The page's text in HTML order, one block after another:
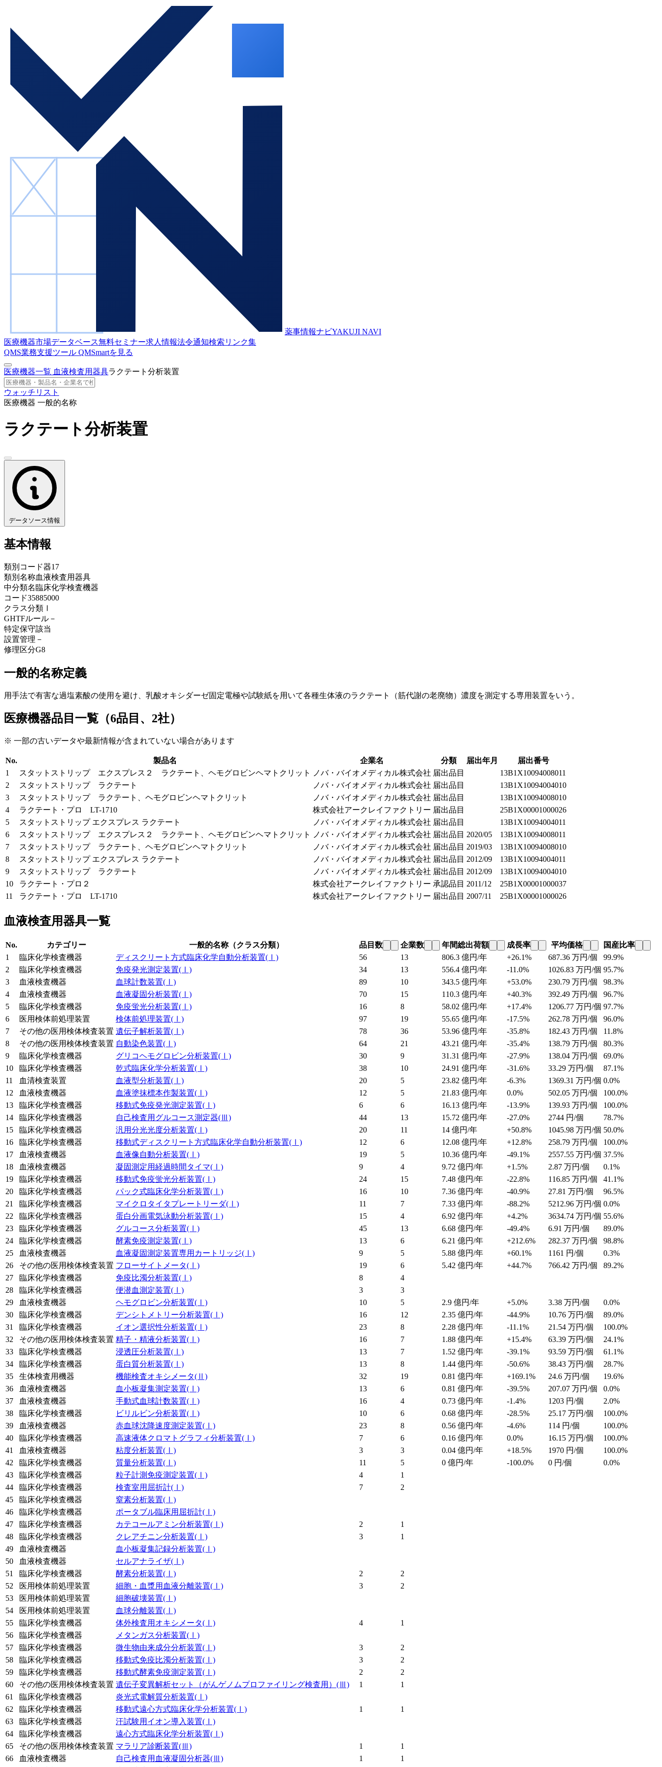
薬事情報ナビYAKUJI NAVI
医療機器市場データベース無料セミナー求人情報法令通知検索 リンク集
QMS業務支援ツール QMSmartを見る
医療機器一覧 血液検査用器具ラクテート分析装置
ウォッチリスト
医療機器 一般的名称
ラクテート分析装置
データソース情報
基本情報
類別コード器17
類別名称血液検査用器具
中分類名臨床化学検査機器
コード35885000
クラス分類 Ⅰ
GHTFルール －
特定保守該当
設置管理 －
修理区分G8
一般的名称定義
用手法で有害な過塩素酸の使用を避け、乳酸オキシダーゼ固定電極や試験紙を用いて各種生体液のラクテート（筋代謝の老廃物）濃度を測定する専用装置をいう。
医療機器品目一覧（6品目、2社）
※ 一部の古いデータや最新情報が含まれていない場合があります
No. 製品名 企業名 分類 届出年月
届出番号
1
スタットストリップ エクスプレス２ ラクテート、ヘモグロビンヘマトクリット ノバ・バイオメディカル株式会社 届出品目
13B1X10094008011
2
スタットストリップ ラクテート ノバ・バイオメディカル株式会社 届出品目
13B1X10094004010
3
スタットストリップ ラクテート、ヘモグロビンヘマトクリット ノバ・バイオメディカル株式会社 届出品目
13B1X10094008010
4
ラクテート・プロ LT-1710 株式会社アークレイファクトリー 届出品目
25B1X00001000026
5
スタットストリップ エクスプレス ラクテート ノバ・バイオメディカル株式会社 届出品目
13B1X10094004011
6
スタットストリップ エクスプレス２ ラクテート、ヘモグロビンヘマトクリット ノバ・バイオメディカル株式会社 届出品目 2020/05
13B1X10094008011
7
スタットストリップ ラクテート、ヘモグロビンヘマトクリット ノバ・バイオメディカル株式会社 届出品目 2019/03
13B1X10094008010
8
スタットストリップ エクスプレス ラクテート ノバ・バイオメディカル株式会社 届出品目 2012/09
13B1X10094004011
9
スタットストリップ ラクテート ノバ・バイオメディカル株式会社 届出品目 2012/09
13B1X10094004010
10
ラクテート・プロ２ 株式会社アークレイファクトリー 承認品目 2011/12
25B1X00001000037
11
ラクテート・プロ LT-1710 株式会社アークレイファクトリー 届出品目 2007/11 25B1X00001000026
血液検査用器具一覧
No. カテゴリー 一般的名称（クラス分類） 品目数 企業数 年間総出荷額 成長率 平均価格
国産比率
1
臨床化学検査機器 ディスクリート方式臨床化学自動分析装置(Ⅰ) 56 13 806.3 億円/年 +26.1% 687.36 万円/個
99.9%
2
臨床化学検査機器 免疫発光測定装置(Ⅰ) 34 13 556.4 億円/年 -11.0% 1026.83 万円/個 95.7%
3
血液検査機器 血球計数装置(Ⅰ) 89 10 343.5 億円/年 +53.0% 230.79 万円/個
98.3%
4
血液検査機器 血液凝固分析装置(Ⅰ) 70 15 110.3 億円/年 +40.3% 392.49 万円/個
96.7%
5
臨床化学検査機器 免疫蛍光分析装置(Ⅰ) 16 8 58.02 億円/年 +17.4% 1206.77 万円/個 97.7%
6
医用検体前処理装置 検体前処理装置(Ⅰ) 97 19 55.65 億円/年 -17.5% 262.78 万円/個
96.0%
7
その他の医用検体検査装置 遺伝子解析装置(Ⅰ) 78 36 53.96 億円/年 -35.8% 182.43 万円/個
11.8%
8
その他の医用検体検査装置 自動染色装置(Ⅰ) 64 21 43.21 億円/年 -35.4% 138.79 万円/個
80.3%
9
臨床化学検査機器 グリコヘモグロビン分析装置(Ⅰ) 30 9 31.31 億円/年 -27.9% 138.04 万円/個
69.0%
10
臨床化学検査機器 乾式臨床化学分析装置(Ⅰ) 38 10 24.91 億円/年 -31.6% 33.29 万円/個
87.1%
11
血清検査装置 血液型分析装置(Ⅰ) 20 5 23.82 億円/年 -6.3% 1369.31 万円/個 0.0%
12
血液検査機器 血液塗抹標本作製装置(Ⅰ) 12 5 21.83 億円/年 0.0% 502.05 万円/個
100.0%
13
臨床化学検査機器 移動式免疫発光測定装置(Ⅰ) 6 6 16.13 億円/年 -13.9% 139.93 万円/個
100.0%
14
臨床化学検査機器 自己検査用グルコース測定器(Ⅲ) 44 13 15.72 億円/年 -27.0% 2744 円/個
78.7%
15
臨床化学検査機器 汎用分光光度分析装置(Ⅰ) 20 11 14 億円/年 +50.8% 1045.98 万円/個 50.0%
16
臨床化学検査機器 移動式ディスクリート方式臨床化学自動分析装置(Ⅰ) 12 6 12.08 億円/年 +12.8% 258.79 万円/個
100.0%
17
血液検査機器 血液像自動分析装置(Ⅰ) 19 5 10.36 億円/年 -49.1% 2557.55 万円/個 37.5%
18
血液検査機器 凝固測定用経過時間タイマ(Ⅰ) 9 4 9.72 億円/年 +1.5% 2.87 万円/個
0.1%
19
臨床化学検査機器 移動式免疫蛍光分析装置(Ⅰ) 24 15 7.48 億円/年 -22.8% 116.85 万円/個
41.1%
20
臨床化学検査機器 パック式臨床化学分析装置(Ⅰ) 16 10 7.36 億円/年 -40.9% 27.81 万円/個
96.5%
21
臨床化学検査機器 マイクロタイタプレートリーダ(Ⅰ) 11 7 7.33 億円/年 -88.2% 5212.96 万円/個 0.0%
22
臨床化学検査機器 蛋白分画電気泳動分析装置(Ⅰ) 15 4 6.92 億円/年 +4.2% 3634.74 万円/個 55.6%
23
臨床化学検査機器 グルコース分析装置(Ⅰ) 45 13 6.68 億円/年 -49.4% 6.91 万円/個
89.0%
24
臨床化学検査機器 酵素免疫測定装置(Ⅰ) 13 6 6.21 億円/年 +212.6% 282.37 万円/個
98.8%
25
血液検査機器 血液凝固測定装置専用カートリッジ(Ⅰ) 9 5 5.88 億円/年 +60.1% 1161 円/個
0.3%
26
その他の医用検体検査装置 フローサイトメータ(Ⅰ) 19 6 5.42 億円/年 +44.7% 766.42 万円/個
89.2%
27
臨床化学検査機器 免疫比濁分析装置(Ⅰ) 8
4
28
臨床化学検査機器 便潜血測定装置(Ⅰ) 3
3
29
血液検査機器 ヘモグロビン分析装置(Ⅰ) 10 5 2.9 億円/年 +5.0% 3.38 万円/個
0.0%
30
臨床化学検査機器 デンシトメトリー分析装置(Ⅰ) 16 12 2.35 億円/年 -44.9% 10.76 万円/個
89.0%
31
臨床化学検査機器 イオン選択性分析装置(Ⅰ) 23 8 2.28 億円/年 -11.1% 21.54 万円/個
100.0%
32
その他の医用検体検査装置 精子・精液分析装置(Ⅰ) 16 7 1.88 億円/年 +15.4% 63.39 万円/個
24.1%
33
臨床化学検査機器 浸透圧分析装置(Ⅰ) 13 7 1.52 億円/年 -39.1% 93.59 万円/個
61.1%
34
臨床化学検査機器 蛋白質分析装置(Ⅰ) 13 8 1.44 億円/年 -50.6% 38.43 万円/個
28.7%
35
生体検査用機器 機能検査オキシメータ(Ⅱ) 32 19 0.81 億円/年 +169.1% 24.6 万円/個
19.6%
36
血液検査機器 血小板凝集測定装置(Ⅰ) 13 6 0.81 億円/年 -39.5% 207.07 万円/個
0.0%
37
血液検査機器 手動式血球計数装置(Ⅰ) 16 4 0.73 億円/年 -1.4% 1203 円/個
2.0%
38
臨床化学検査機器 ビリルビン分析装置(Ⅰ) 10 6 0.68 億円/年 -28.5% 25.17 万円/個
100.0%
39
血液検査機器 赤血球沈降速度測定装置(Ⅰ) 23 8 0.56 億円/年 -4.6% 114 円/個
100.0%
40
臨床化学検査機器 高速液体クロマトグラフィ分析装置(Ⅰ) 7 6 0.16 億円/年 0.0% 16.15 万円/個
100.0%
41
血液検査機器 粘度分析装置(Ⅰ) 3 3 0.04 億円/年 +18.5% 1970 円/個
100.0%
42
臨床化学検査機器 質量分析装置(Ⅰ) 11 5 0 億円/年 -100.0% 0 円/個
0.0%
43
臨床化学検査機器 粒子計測免疫測定装置(Ⅰ) 4
1
44
臨床化学検査機器 検査室用屈折計(Ⅰ) 7
2
45
臨床化学検査機器 窒素分析装置(Ⅰ)
46
臨床化学検査機器 ポータブル臨床用屈折計(Ⅰ)
47
臨床化学検査機器 カテコールアミン分析装置(Ⅰ) 2
1
48
臨床化学検査機器 クレアチニン分析装置(Ⅰ) 3
1
49
血液検査機器 血小板凝集記録分析装置(Ⅰ)
50
血液検査機器 セルアナライザ(Ⅰ)
51
臨床化学検査機器 酵素分析装置(Ⅰ) 2
2
52
医用検体前処理装置 細胞・血漿用血液分離装置(Ⅰ) 3
2
53
医用検体前処理装置 細胞破壊装置(Ⅰ)
54
医用検体前処理装置 血球分離装置(Ⅰ)
55
臨床化学検査機器 体外検査用オキシメータ(Ⅰ) 4
1
56
臨床化学検査機器 メタンガス分析装置(Ⅰ)
57
臨床化学検査機器 微生物由来成分分析装置(Ⅰ) 3
2
58
臨床化学検査機器 移動式免疫比濁分析装置(Ⅰ) 3
2
59
臨床化学検査機器 移動式酵素免疫測定装置(Ⅰ) 2
2
60
その他の医用検体検査装置 遺伝子変異解析セット（がんゲノムプロファイリング検査用） (Ⅲ) 1
1
61
臨床化学検査機器 炎光式電解質分析装置(Ⅰ)
62
臨床化学検査機器 移動式遠心方式臨床化学分析装置(Ⅰ) 1
1
63
臨床化学検査機器 汗試験用イオン導入装置(Ⅰ)
64
臨床化学検査機器 遠心方式臨床化学分析装置(Ⅰ)
65
その他の医用検体検査装置 マラリア診断装置(Ⅲ) 1
1
66
血液検査機器 自己検査用血液凝固分析器(Ⅲ) 1
1